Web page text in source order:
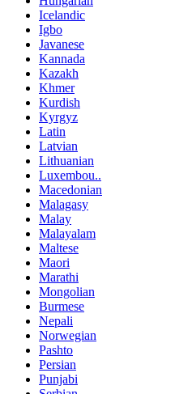
Icelandic
Igbo
Javanese
Kannada
Kazakh
Khmer
Kurdish
Kyrgyz
Latin
Latvian
Lithuanian
Luxembou..
Macedonian
Malagasy
Malay
Malayalam
Maltese
Maori
Marathi
Mongolian
Burmese
Nepali
Norwegian
Pashto
Persian
Punjabi